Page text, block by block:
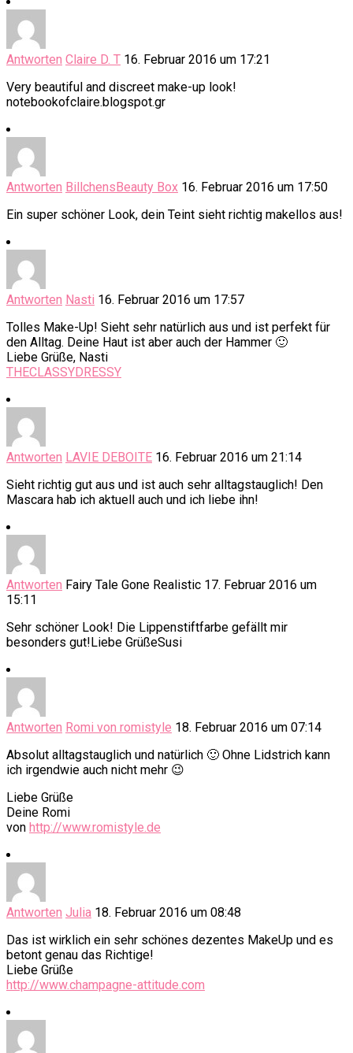
Antworten Claire D. T 16. Februar 2016 um 17:21
Very beautiful and discreet make-up look!
notebookofclaire.blogspot.gr
Antworten BillchensBeauty Box 16. Februar 2016 um 17:50
Ein super schöner Look, dein Teint sieht richtig makellos aus!
Antworten Nasti 16. Februar 2016 um 17:57
Tolles Make-Up! Sieht sehr natürlich aus und ist perfekt für
den Alltag. Deine Haut ist aber auch der Hammer 🙂
Liebe Grüße, Nasti
THECLASSYDRESSY
Antworten LAVIE DEBOITE 16. Februar 2016 um 21:14
Sieht richtig gut aus und ist auch sehr alltagstauglich! Den
Mascara hab ich aktuell auch und ich liebe ihn!
Antworten Fairy Tale Gone Realistic 17. Februar 2016 um
15:11
Sehr schöner Look! Die Lippenstiftfarbe gefällt mir
besonders gut!Liebe GrüßeSusi
Antworten Romi von romistyle 18. Februar 2016 um 07:14
Absolut alltagstauglich und natürlich 🙂 Ohne Lidstrich kann
ich irgendwie auch nicht mehr 😉
Liebe Grüße
Deine Romi
von http://www.romistyle.de
Antworten Julia 18. Februar 2016 um 08:48
Das ist wirklich ein sehr schönes dezentes MakeUp und es
betont genau das Richtige!
Liebe Grüße
http://www.champagne-attitude.com